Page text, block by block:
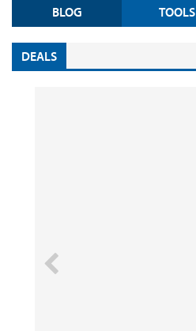
BLOG TOOLS
DEALS